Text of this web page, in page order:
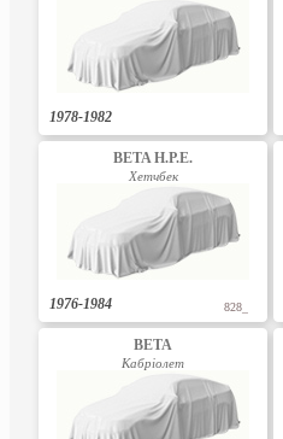
1978-1982
BETA H.P.E.
Хетчбек
1976-1984 828_
BETA
Кабріолет